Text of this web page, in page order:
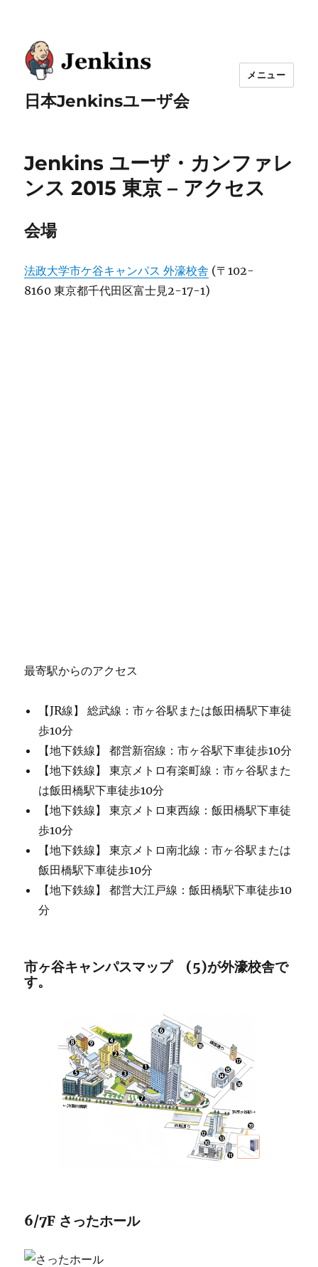
日本Jenkinsユーザ会
メニュー
Jenkins ユーザ・カンファレ
ンス 2015 東京 – アクセス
会場
法政大学市ケ谷キャンパス 外濠校舎 (〒102-
8160 東京都千代田区富士見2-17-1)
最寄駅からのアクセス
【JR線】 総武線：市ヶ谷駅または飯田橋駅下車徒
歩10分
【地下鉄線】 都営新宿線：市ヶ谷駅下車徒歩10分
【地下鉄線】 東京メトロ有楽町線：市ヶ谷駅また
は飯田橋駅下車徒歩10分
【地下鉄線】 東京メトロ東西線：飯田橋駅下車徒
歩10分
【地下鉄線】 東京メトロ南北線：市ヶ谷駅または
飯田橋駅下車徒歩10分
【地下鉄線】 都営大江戸線：飯田橋駅下車徒歩10
分
市ヶ谷キャンパスマップ (5)が外濠校舎で
す。
6/7F さったホール